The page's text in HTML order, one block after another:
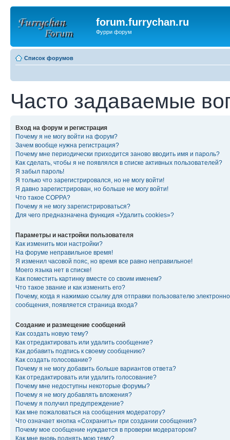
forum.furrychan.ru
Фурри форум
Список форумов
Часто задаваемые
Вход на форум и регистрация
Почему я не могу войти на форум?
Зачем вообще нужна регистрация?
Почему мне периодически приходится заново вводить имя и пароль?
Как сделать, чтобы я не появлялся в списке активных пользователей?
Я забыл пароль!
Я только что зарегистрировался, но не могу войти!
Я давно зарегистрирован, но больше не могу войти!
Что такое COPPA?
Почему я не могу зарегистрироваться?
Для чего предназначена функция «Удалить cookies»?
Параметры и настройки пользователя
Как изменить мои настройки?
На форуме неправильное время!
Я изменил часовой пояс, но время все равно неправильное!
Моего языка нет в списке!
Как поместить картинку вместе со своим именем?
Что такое звание и как изменить его?
Почему, когда я нажимаю ссылку для отправки пользователю
сообщения, появляется страница входа?
Создание и размещение сообщений
Как создать новую тему?
Как отредактировать или удалить сообщение?
Как добавить подпись к своему сообщению?
Как создать голосование?
Почему я не могу добавить больше вариантов ответа?
Как отредактировать или удалить голосование?
Почему мне недоступны некоторые форумы?
Почему я не могу добавлять вложения?
Почему я получил предупреждение?
Как мне пожаловаться на сообщения модератору?
Что означает кнопка «Сохранить» при создании сообщения?
Почему мое сообщение нуждается в проверки модератором?
Как мне вновь поднять мою тему?